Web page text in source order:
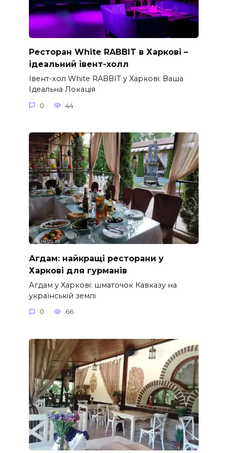
Ресторан White RABBIT в Харкові –
ідеальний івент-холл
Івент-хол White RABBIT у Харкові: Ваша
Ідеальна Локація
0 44
Агдам: найкращі ресторани у
Харкові для гурманів
Агдам у Харкові: шматочок Кавказу на
українській землі
0 66